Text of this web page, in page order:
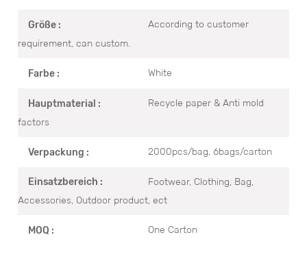
Größe :
According to customer
requirement, can custom.
Farbe : White
Hauptmaterial :
Recycle paper & Anti mold
factors
Verpackung : 2000pcs/bag, 6bags/carton
Einsatzbereich :
Footwear, Clothing, Bag,
Accessories, Outdoor product, ect
MOQ : One Carton